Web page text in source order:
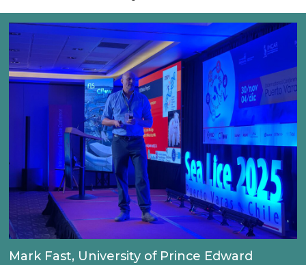
Mark Fast, University of Prince Edward